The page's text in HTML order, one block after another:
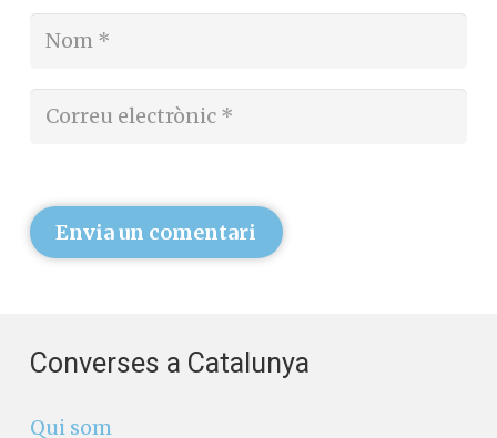
Envia un comentari
Converses a Catalunya
Qui som